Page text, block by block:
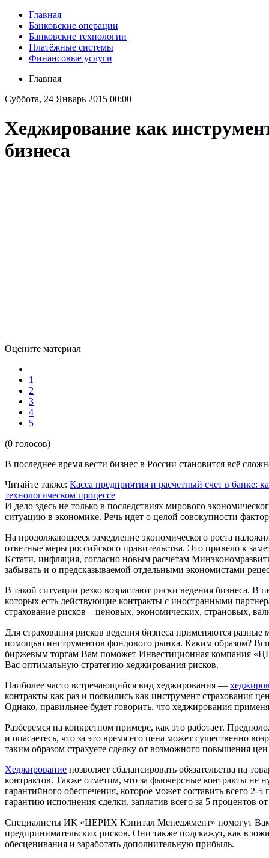
Главная
Банковские операции
Банковские технологии
Платёжные системы
Финансовые услуги
Главная
Суббота, 24 Январь 2015 00:00
Хеджирование как
бизнеса
Оцените материал
1
2
3
4
5
(0 голосов)
В последнее время вести бизнес в России становится всё
Читайте также: Касса предприятия и расчетный счет в банке:
технологическом процессе
И дело здесь не только в последствиях мирового
ситуацию в экономике. Речь идет о целой совокупности
На продолжающееся замедление экономического роста
ответные меры российского правительства. Это привело к
Кстати, инфляция, согласно новым расчетам
забывать и о предсказываемой отдельными экономистами
В такой ситуации резко возрастают риски ведения бизнеса. В
которых есть действующие контракты с иностранными
страхование рисков – ценовых, экономических, страновых,
Для страхования рисков ведения бизнеса применяются
помощью инструментов фондового рынка. Каким образом?
биржевым торгам Вам поможет Инвестиционная компания
Вас оптимальную стратегию хеджирования рисков.
Наиболее часто встречающийся вид хеджирования —
контракты как раз и появились как инструмент страхования
Однако, правильнее будет говорить, что хеджирования
Разберемся на конкретном примере, как это работает.
и опасаетесь, что за это время его цена может существенно
таким образом страхуете сделку от возможного повышения
Хеджирование позволяет сбалансировать обязательства на
контрактов. Также отметим, что за фьючерсные контракты не
гарантийного обеспечения, которое может составить всего
гарантию исполнения сделки, заплатив всего за 5 процентов
Специалисты ИК «ЦЕРИХ Кэпитал Менеджмент» помогут
предпринимательских рисков. Они также подскажут, как
обесценивания и заработать дополнительную прибыль.